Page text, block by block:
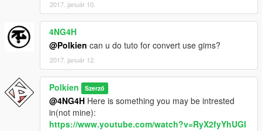
2017. január 10.
4NG4H
@Polkien can u do tuto for convert use gims?
2017. január 12.
Polkien Szerző
@4NG4H Here is something you may be intrested
in(not mine):
https://www.youtube.com/watch?v=RyX2fyYhUGI